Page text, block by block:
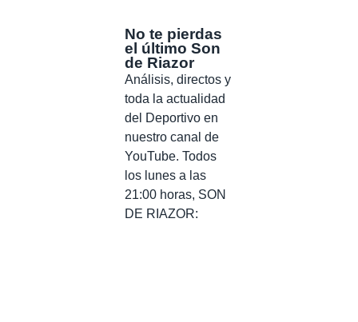
No te pierdas
el último Son
de Riazor
Análisis, directos y
toda la actualidad
del Deportivo en
nuestro canal de
YouTube. Todos
los lunes a las
21:00 horas, SON
DE RIAZOR: